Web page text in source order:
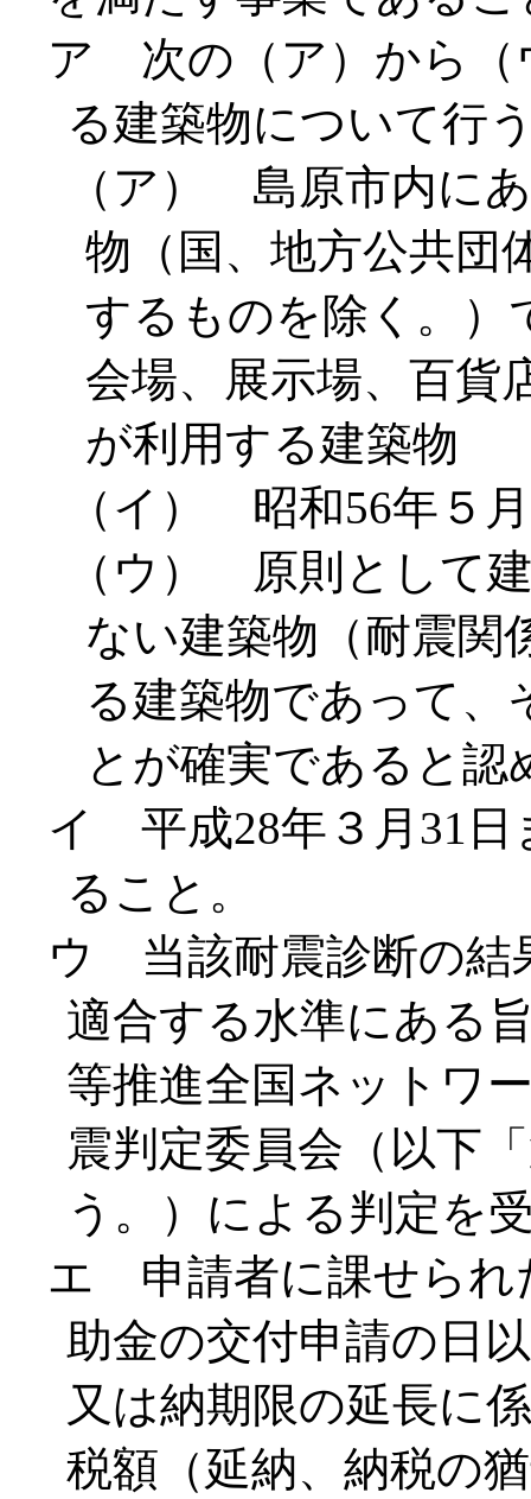
ア 次の（ア）から（
る建築物について行
（ア） 島原市内に
物（国、地方公共団
するものを除く。）
会場、展示場、百貨
が利用する建築物
（イ） 昭和56年５
（ウ） 原則として
ない建築物（耐震関
る建築物であって、
とが確実であると
イ 平成28年３月31日
ること。
ウ 当該耐震診断の結
適合する水準にある
等推進全国ネットワ
震判定委員会（以下
う。）による判定を
エ 申請者に課せられ
助金の交付申請の日
又は納期限の延長に
税額（延納、納税の